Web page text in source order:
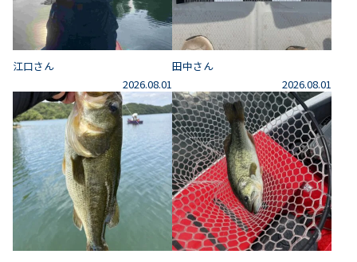
江口さん
2026.08.01
田中さん
2026.08.01